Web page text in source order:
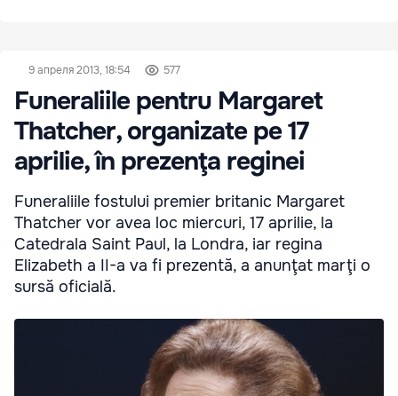
9 апреля 2013, 18:54 577
Funeraliile pentru Margaret
Thatcher, organizate pe 17
aprilie, în prezenţa reginei
Funeraliile fostului premier britanic Margaret
Thatcher vor avea loc miercuri, 17 aprilie, la
Catedrala Saint Paul, la Londra, iar regina
Elizabeth a II-a va fi prezentă, a anunţat marţi o
sursă oficială.